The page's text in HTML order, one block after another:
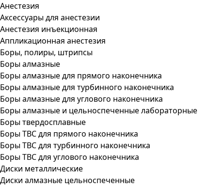
Анестезия
Аксессуары для анестезии
Анестезия инъекционная
Аппликационная анестезия
Боры, полиры, штрипсы
Боры алмазные
Боры алмазные для прямого наконечника
Боры алмазные для турбинного наконечника
Боры алмазные для углового наконечника
Боры алмазные и цельноспеченные лабораторные
Боры твердосплавные
Боры ТВС для прямого наконечника
Боры ТВС для турбинного наконечника
Боры ТВС для углового наконечника
Диски металлические
Диски алмазные цельноспеченные